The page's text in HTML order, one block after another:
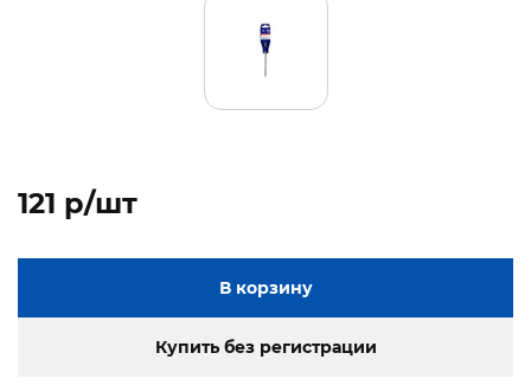
121 p/шт
В корзину
Купить без регистрации